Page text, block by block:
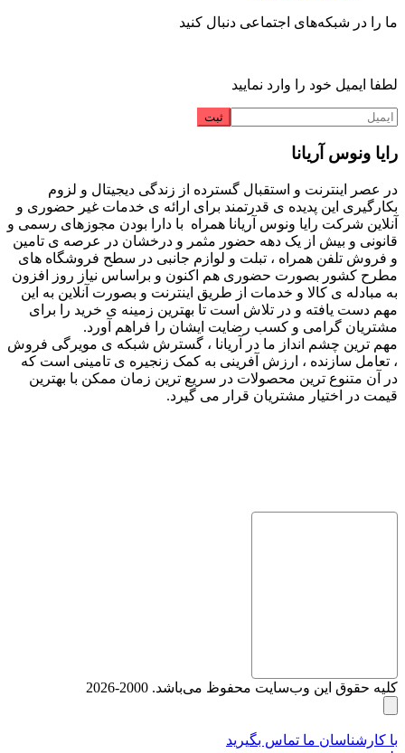
ما را در شبکه‌های اجتماعی دنبال کنید
لطفا ایمیل خود را وارد نمایید
رایا ونوس آریانا
در عصر اینترنت و استقبال گسترده از زندگی دیجیتال و لزوم
بکارگیری این پدیده ی قدرتمند برای ارائه ی خدمات غیر حضوری و
آنلاین شرکت رایا ونوس آریانا همراه با دارا بودن مجوزهای رسمی و
قانونی و بیش از یک دهه حضور مثمر و درخشان در عرصه ی تامین
و فروش تلفن همراه ، تبلت و لوازم جانبی در سطح فروشگاه های
مطرح کشور بصورت حضوری هم اکنون و براساس نیاز روز افزون
به مبادله ی کالا و خدمات از طریق اینترنت و بصورت آنلاین به این
مهم دست یافته و در تلاش است تا بهترین زمینه ی خرید را برای
مشتریان گرامی و کسب رضایت ایشان را فراهم آورد.
مهم ترین چشم انداز ما در آریانا ، گسترش شبکه ی مویرگی فروش
، تعامل سازنده ، ارزش آفرینی به کمک زنجیره ی تامینی است که
در آن متنوع ترین محصولات در سریع ترین زمان ممکن با بهترین
قیمت در اختیار مشتریان قرار می گیرد.
کلیه حقوق این وب‌سایت محفوظ می‌باشد. 2000-2026
با کارشناسان ما تماس بگیرید